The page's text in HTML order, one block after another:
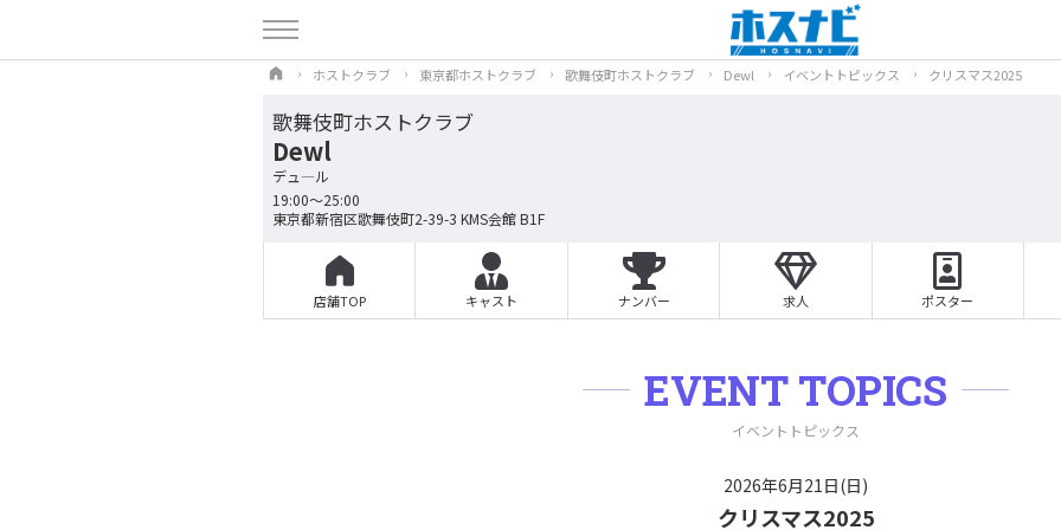
ホストクラブ 東京都ホストクラブ 歌舞伎町ホストクラブ Dewl イベントトピックス クリスマス2025
歌舞伎町ホストクラブ
Dewl
デュ―ル
19:00～25:00
東京都新宿区歌舞伎町2-39-3 KMS会館 B1F
店舗TOP キャスト ナンバー 求人 ポスター
EVENT TOPICS
イベントトピックス
2026年6月21日(日)
クリスマス2025